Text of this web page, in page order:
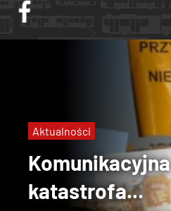
Komunikacyjna
katastrofa...
Aktualności